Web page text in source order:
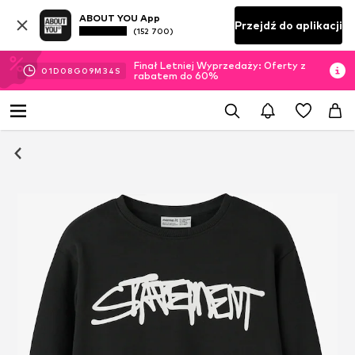
ABOUT YOU App
(152 700) Przejdź do aplikacji
01D 08 G 09M 34 S
Finał Letniej Wyprzedaży: Oferty z
rabatem do 60%